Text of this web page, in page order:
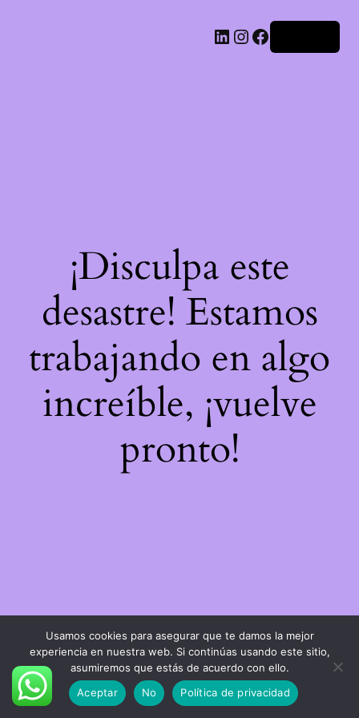
LinkedIn
Instagram
Facebook
¡Disculpa este
desastre! Estamos
trabajando en algo
increíble, ¡vuelve
pronto!
Usamos cookies para asegurar que te damos la mejor
experiencia en nuestra web. Si continúas usando este sitio,
asumiremos que estás de acuerdo con ello.
Aceptar
No Política de privacidad